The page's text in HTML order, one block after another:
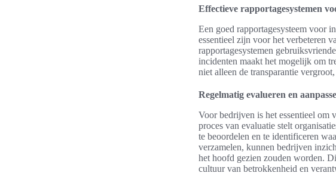
Effectieve rapportagesystemen
Een goed rapportagesysteem voor
essentieel zijn voor het verbeteren
rapportagesystemen
incidenten maakt het mogelijk om
niet alleen de transparantie
Regelmatig evalueren en
Voor bedrijven is het essentieel om
proces van evaluatie stelt
te beoordelen en te identificeren
verzamelen, kunnen bedrijven
het hoofd gezien zouden worden.
cultuur van betrokkenheid en